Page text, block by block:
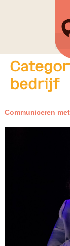
bedrijf
Communiceren met